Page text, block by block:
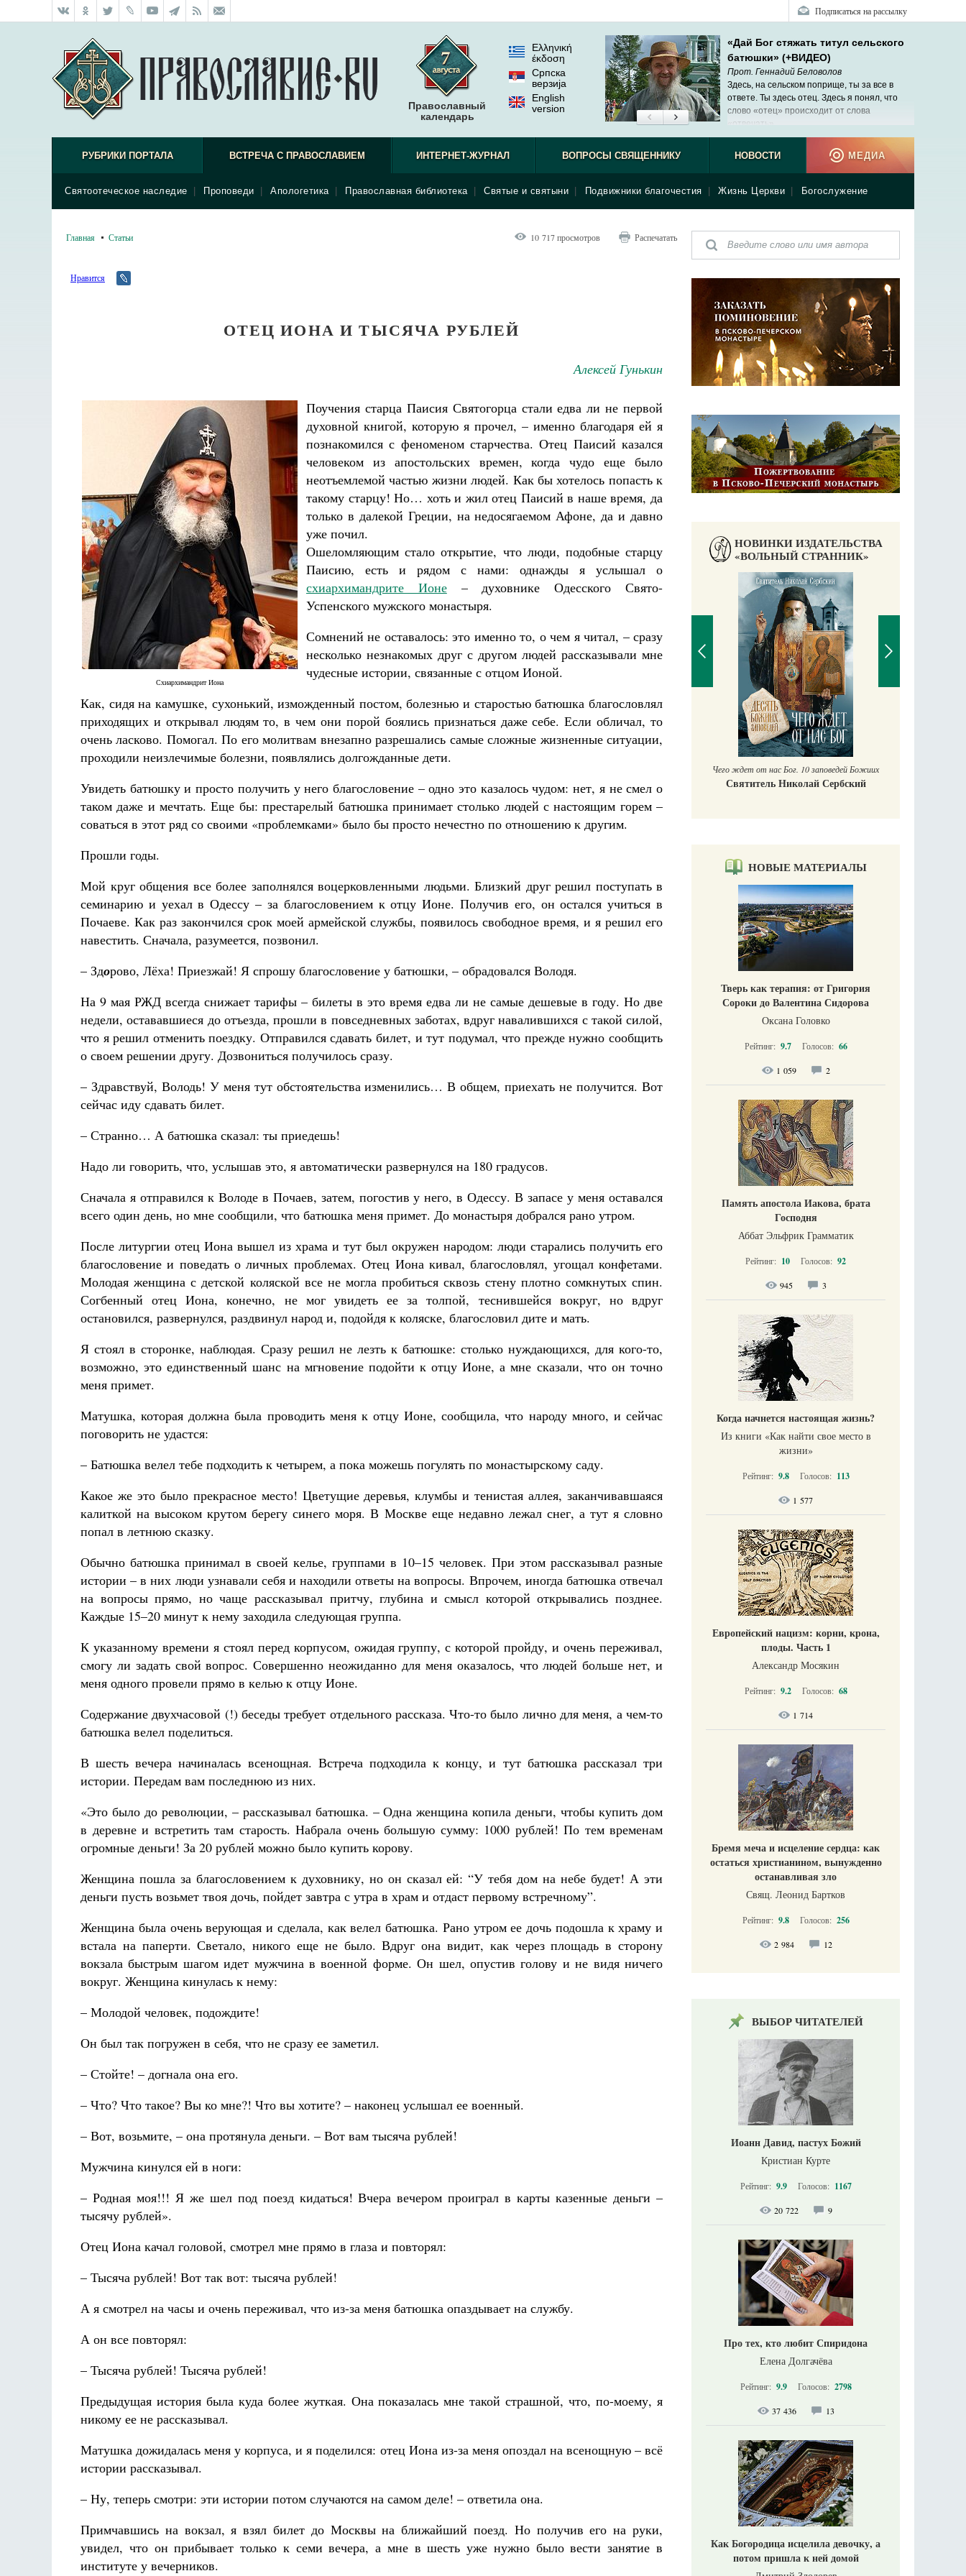
Подписаться на рассылку
Православный
календарь
Ελληνική
έκδοση
Српска
верзиjа
English
version
«Дай Бог стяжать титул сельского
батюшки» (+ВИДЕО)
Прот. Геннадий Беловолов
Здесь, на сельском поприще, ты за все в
ответе. Ты здесь отец. Здесь я понял, что
слово «отец» происходит от слова
«отвечать».
РУБРИКИ ПОРТАЛА ВСТРЕЧА С ПРАВОСЛАВИЕМ
Святоотеческое наследие Проповеди Апологетика Православная библиотека Святые и святыни Подвижники благочестия Жизнь Церкви Богослужение
ИНТЕРНЕТ-ЖУРНАЛ ВОПРОСЫ СВЯЩЕННИКУ НОВОСТИ МЕДИА
Главная Статьи 10 717 просмотров Распечатать
Нравится
ОТЕЦ ИОНА И ТЫСЯЧА РУБЛЕЙ
Алексей Гунькин
Схиархимандрит Иона
Поучения старца Паисия Святогорца стали едва ли не первой
духовной книгой, которую я прочел, – именно благодаря ей я
познакомился с феноменом старчества. Отец Паисий казался
человеком из апостольских времен, когда чудо еще было
неотъемлемой частью жизни людей. Как бы хотелось попасть к
такому старцу! Но… хоть и жил отец Паисий в наше время, да
только в далекой Греции, на недосягаемом Афоне, да и давно
уже почил.
Ошеломляющим стало открытие, что люди, подобные старцу
Паисию, есть и рядом с нами: однажды я услышал о
схиархимандрите Ионе– духовнике Одесского Свято-
Успенского мужского монастыря.
Сомнений не оставалось: это именно то, о чем я читал, – сразу
несколько незнакомых друг с другом людей рассказывали мне
чудесные истории, связанные с отцом Ионой.
Как, сидя на камушке, сухонький, изможденный постом, болезнью и старостью батюшка благословлял
приходящих и открывал людям то, в чем они порой боялись признаться даже себе. Если обличал, то
очень ласково. Помогал. По его молитвам внезапно разрешались самые сложные жизненные ситуации,
проходили неизлечимые болезни, появлялись долгожданные дети.
Увидеть батюшку и просто получить у него благословение – одно это казалось чудом: нет, я не смел о
таком даже и мечтать. Еще бы: престарелый батюшка принимает столько людей с настоящим горем –
соваться в этот ряд со своими «проблемками» было бы просто нечестно по отношению к другим.
Прошли годы.
Мой круг общения все более заполнялся воцерковленными людьми. Близкий друг решил поступать в
семинарию и уехал в Одессу – за благословением к отцу Ионе. Получив его, он остался учиться в
Почаеве. Как раз закончился срок моей армейской службы, появилось свободное время, и я решил его
навестить. Сначала, разумеется, позвонил.
– Здорово, Лёха! Приезжай! Я спрошу благословение у батюшки, – обрадовался Володя.
На 9 мая РЖД всегда снижает тарифы – билеты в это время едва ли не самые дешевые в году. Но две
недели, остававшиеся до отъезда, прошли в повседневных заботах, вдруг навалившихся с такой силой,
что я решил отменить поездку. Отправился сдавать билет, и тут подумал, что прежде нужно сообщить
о своем решении другу. Дозвониться получилось сразу.
– Здравствуй, Володь! У меня тут обстоятельства изменились… В общем, приехать не получится. Вот
сейчас иду сдавать билет.
– Странно… А батюшка сказал: ты приедешь!
Надо ли говорить, что, услышав это, я автоматически развернулся на 180 градусов.
Сначала я отправился к Володе в Почаев, затем, погостив у него, в Одессу. В запасе у меня оставался
всего один день, но мне сообщили, что батюшка меня примет. До монастыря добрался рано утром.
После литургии отец Иона вышел из храма и тут был окружен народом: люди старались получить его
благословение и поведать о личных проблемах. Отец Иона кивал, благословлял, угощал конфетами.
Молодая женщина с детской коляской все не могла пробиться сквозь стену плотно сомкнутых спин.
Согбенный отец Иона, конечно, не мог увидеть ее за толпой, теснившейся вокруг, но вдруг
остановился, развернулся, раздвинул народ и, подойдя к коляске, благословил дите и мать.
Я стоял в сторонке, наблюдая. Сразу решил не лезть к батюшке: столько нуждающихся, для кого-то,
возможно, это единственный шанс на мгновение подойти к отцу Ионе, а мне сказали, что он точно
меня примет.
Матушка, которая должна была проводить меня к отцу Ионе, сообщила, что народу много, и сейчас
поговорить не удастся:
– Батюшка велел тебе подходить к четырем, а пока можешь погулять по монастырскому саду.
Какое же это было прекрасное место! Цветущие деревья, клумбы и тенистая аллея, заканчивавшаяся
калиткой на высоком крутом берегу синего моря. В Москве еще недавно лежал снег, а тут я словно
попал в летнюю сказку.
Обычно батюшка принимал в своей келье, группами в 10–15 человек. При этом рассказывал разные
истории – в них люди узнавали себя и находили ответы на вопросы. Впрочем, иногда батюшка отвечал
на вопросы прямо, но чаще рассказывал притчу, глубина и смысл которой открывались позднее.
Каждые 15–20 минут к нему заходила следующая группа.
К указанному времени я стоял перед корпусом, ожидая группу, с которой пройду, и очень переживал,
смогу ли задать свой вопрос. Совершенно неожиданно для меня оказалось, что людей больше нет, и
меня одного провели прямо в келью к отцу Ионе.
Содержание двухчасовой (!) беседы требует отдельного рассказа. Что-то было лично для меня, а чем-то
батюшка велел поделиться.
В шесть вечера начиналась всенощная. Встреча подходила к концу, и тут батюшка рассказал три
истории. Передам вам последнюю из них.
«Это было до революции, – рассказывал батюшка. – Одна женщина копила деньги, чтобы купить дом
в деревне и встретить там старость. Набрала очень большую сумму: 1000 рублей! По тем временам
огромные деньги! За 20 рублей можно было купить корову.
Женщина пошла за благословением к духовнику, но он сказал ей: “У тебя дом на небе будет! А эти
деньги пусть возьмет твоя дочь, пойдет завтра с утра в храм и отдаст первому встречному”.
Женщина была очень верующая и сделала, как велел батюшка. Рано утром ее дочь подошла к храму и
встала на паперти. Светало, никого еще не было. Вдруг она видит, как через площадь в сторону
вокзала быстрым шагом идет мужчина в военной форме. Он шел, опустив голову и не видя ничего
вокруг. Женщина кинулась к нему:
– Молодой человек, подождите!
Он был так погружен в себя, что не сразу ее заметил.
– Стойте! – догнала она его.
– Что? Что такое? Вы ко мне?! Что вы хотите? – наконец услышал ее военный.
– Вот, возьмите, – она протянула деньги. – Вот вам тысяча рублей!
Мужчина кинулся ей в ноги:
– Родная моя!!! Я же шел под поезд кидаться! Вчера вечером проиграл в карты казенные деньги –
тысячу рублей».
Отец Иона качал головой, смотрел мне прямо в глаза и повторял:
– Тысяча рублей! Вот так вот: тысяча рублей!
А я смотрел на часы и очень переживал, что из-за меня батюшка опаздывает на службу.
А он все повторял:
– Тысяча рублей! Тысяча рублей!
Предыдущая история была куда более жуткая. Она показалась мне такой страшной, что, по-моему, я
никому ее не рассказывал.
Матушка дожидалась меня у корпуса, и я поделился: отец Иона из-за меня опоздал на всенощную – всё
истории рассказывал.
– Ну, теперь смотри: эти истории потом случаются на самом деле! – ответила она.
Примчавшись на вокзал, я взял билет до Москвы на ближайший поезд. Но получив его на руки,
увидел, что он прибывает только к семи вечера, а мне в шесть уже нужно было вести занятие в
институте у вечерников.
НОВИНКИ ИЗДАТЕЛЬСТВА
«ВОЛЬНЫЙ СТРАННИК»
Разлуки не будет
Кирилл Мурышев
Великомученик Георгий Победоносец. Научись у
Чего ждет от нас Бог. 10 заповедей Божиих
Святитель Николай Сербский
НОВЫЕ МАТЕРИАЛЫ
Тверь как терапия: от Григория
Сороки до Валентина Сидорова
Оксана Головко
Рейтинг: 9.7 Голосов: 66
1 059 2
Память апостола Иакова, брата
Господня
Аббат Эльфрик Грамматик
Рейтинг: 10 Голосов: 92
945 3
Когда начнется настоящая жизнь?
Из книги «Как найти свое место в
жизни​»
Рейтинг: 9.8 Голосов: 113
1 577
Европейский нацизм: корни, крона,
плоды. Часть 1
Александр Мосякин
Рейтинг: 9.2 Голосов: 68
1 714
Бремя меча и исцеление сердца: как
остаться христианином, вынужденно
останавливая зло
Свящ. Леонид Бартков
Рейтинг: 9.8 Голосов: 256
2 984 12
ВЫБОР ЧИТАТЕЛЕЙ
Иоанн Давид, пастух Божий
Кристиан Курте
Рейтинг: 9.9 Голосов: 1167
20 722 9
Про тех, кто любит Спиридона
Елена Долгачёва
Рейтинг: 9.9 Голосов: 2798
37 436 13
Как Богородица исцелила девочку, а
потом пришла к ней домой